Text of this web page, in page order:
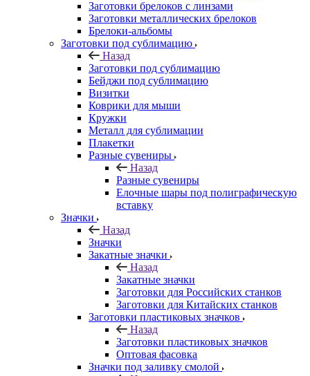
Заготовки брелоков с линзами
Заготовки металлических брелоков
Брелоки-альбомы
Заготовки под сублимацию
Назад
Заготовки под сублимацию
Бейджи под сублимацию
Визитки
Коврики для мыши
Кружки
Металл для сублимации
Плакетки
Разные сувениры
Назад
Разные сувениры
Елочные шары под полиграфическую
вставку
Значки
Назад
Значки
Закатные значки
Назад
Закатные значки
Заготовки для Российских станков
Заготовки для Китайских станков
Заготовки пластиковых значков
Назад
Заготовки пластиковых значков
Оптовая фасовка
Значки под заливку смолой